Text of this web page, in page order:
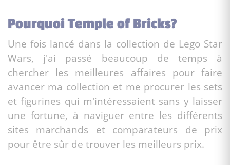
Pourquoi Temple of Bricks?
Une fois lancé dans la collection de Lego Star
Wars, j'ai passé beaucoup de temps à
chercher les meilleures affaires pour faire
avancer ma collection et me procurer les sets
et figurines qui m'intéressaient sans y laisser
une fortune, à naviguer entre les différents
sites marchands et comparateurs de prix
pour être sûr de trouver les meilleurs prix.